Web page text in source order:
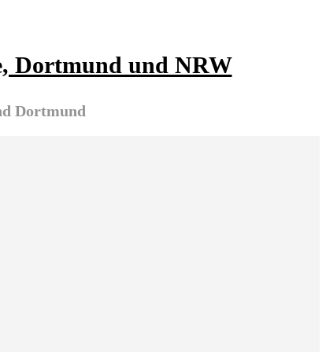
Dortmund und NRW
Dortmund